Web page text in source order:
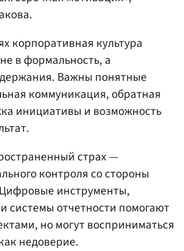
корпоративная культура
в формальность, а
Важны понятные
коммуникация, обратная
инициативы и возможность
страх —
контроля со стороны
инструменты,
системы отчетности помогают
но могут восприниматься
недоверие.